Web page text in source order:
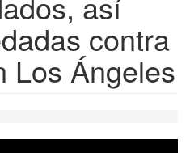
contra
Los Ángeles